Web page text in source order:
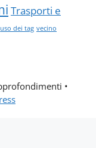
Trasporti e
uso dei tag vecino
•